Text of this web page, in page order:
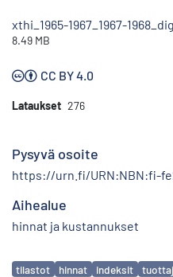
xthi_1965-1967_1967-
8.49 MB
CC BY 4.0
Lataukset 276
Pysyvä osoite
https://urn.fi/URN:NBN:fi-
Aihealue
hinnat ja kustannukset
Avainsanat
tilastot hinnat indeksit